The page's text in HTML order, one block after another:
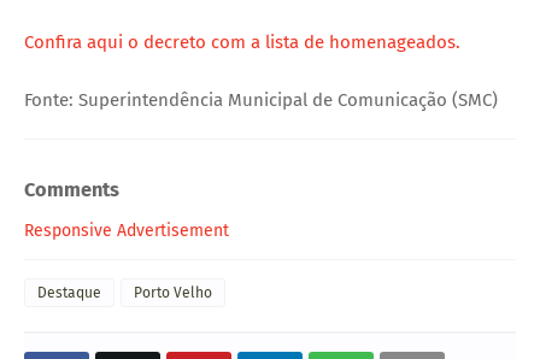
Confira aqui o decreto com a lista de homenageados.
Fonte: Superintendência Municipal de Comunicação (SMC)
Comments
Responsive Advertisement
Destaque Porto Velho